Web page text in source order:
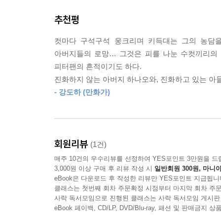
추천평
컷마다 구석구석 웅크리며 키득대는 그의 농
아버지들의 로망… 그것은 피를 나눈 수컷끼리
피터팬의 흔적이기도 하다.
진화하지 않는 아버지 하나오와, 진화하고 있는 아
- 강도하 (만화가)
회원리뷰 (1건)
매주 10건의 우수리뷰를 선정하여 YES포인트 3만원을 드
3,000원 이상 구매 후 리뷰 작성 시 일반회원 300원, 마니
eBook은 다운로드 후 작성한 리뷰만 YES포인트 지급됩니
클래스는 첫번째 회차 주문확정 시점부터 마지막 회차 주
사락 독서모임으로 진행된 클래스는 사락 독서모임 게시
eBook 페이백, CD/LP, DVD/Blu-ray, 패션 및 판매금지 상